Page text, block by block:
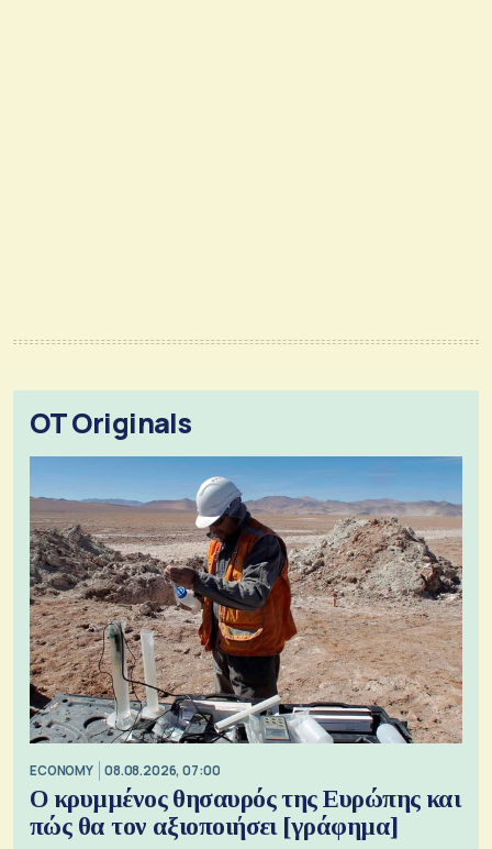
OT Originals
ECONOMY 08.08.2026, 07:00
Ο κρυμμένος θησαυρός της Ευρώπης και
πώς θα τον αξιοποιήσει [γράφημα]